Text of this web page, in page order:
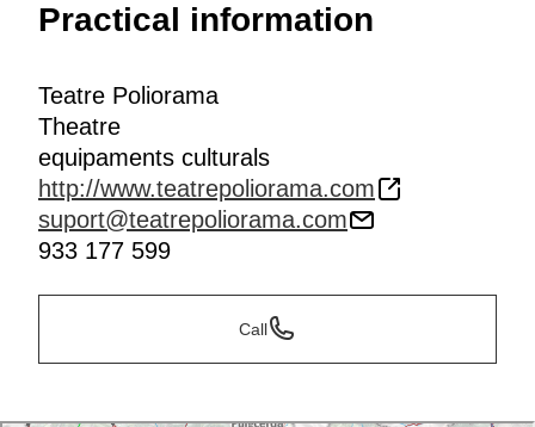
Practical information
Teatre Poliorama
Theatre
equipaments culturals
http://www.teatrepoliorama.com
suport@teatrepoliorama.com
933 177 599
Call